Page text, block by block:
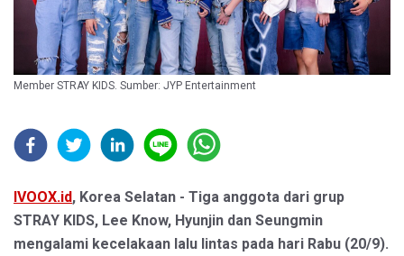
Member STRAY KIDS. Sumber: JYP Entertainment
IVOOX.id, Korea Selatan - Tiga anggota dari grup
STRAY KIDS, Lee Know, Hyunjin dan Seungmin
mengalami kecelakaan lalu lintas pada hari Rabu (20/9).